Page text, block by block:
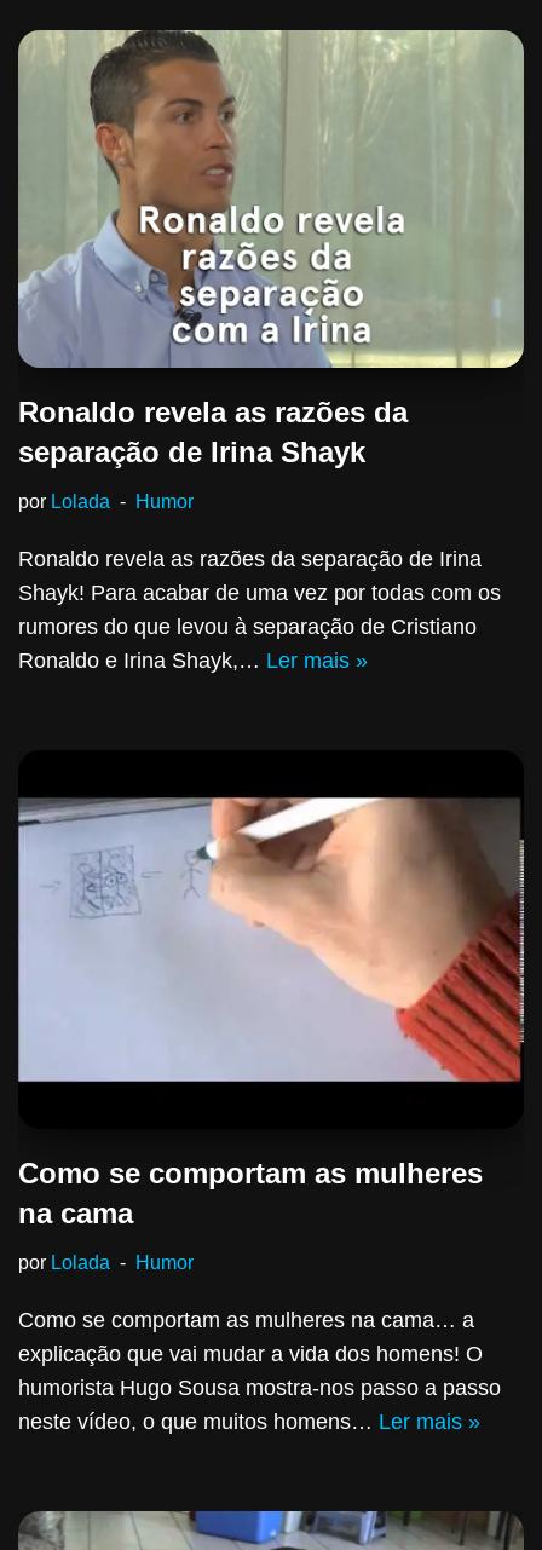
Ronaldo revela as razões da
separação de Irina Shayk
por Lolada Humor
Ronaldo revela as razões da separação de Irina
Shayk! Para acabar de uma vez por todas com os
rumores do que levou à separação de Cristiano
Ronaldo e Irina Shayk,… Ler mais »
Como se comportam as mulheres
na cama
por Lolada Humor
Como se comportam as mulheres na cama… a
explicação que vai mudar a vida dos homens! O
humorista Hugo Sousa mostra-nos passo a passo
neste vídeo, o que muitos homens… Ler mais »